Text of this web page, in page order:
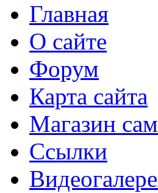
Главная
О сайте
Форум
Карта сайта
Магазин
Ссылки